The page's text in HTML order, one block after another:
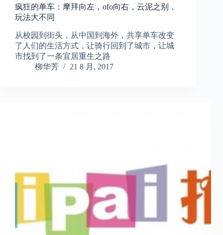
疯狂的单车：摩拜向左，ofo向右，云泥之别，
玩法大不同
从校园到街头，从中国到海外，共享单车改变
了人们的生活方式，让骑行回到了城市，让城
市找到了一条宜居重生之路
柳华芳
21 8 月, 2017